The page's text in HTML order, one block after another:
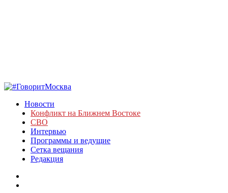
Новости
Конфликт на Ближнем Востоке
СВО
Интервью
Программы и ведущие
Сетка вещания
Редакция